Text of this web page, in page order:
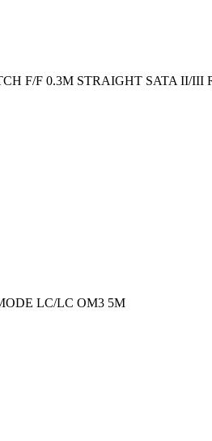
F/F 0.3M STRAIGHT SATA II/III
LC/LC OM3 5M